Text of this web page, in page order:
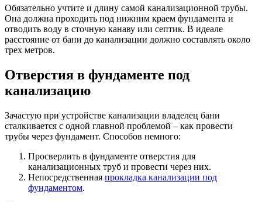
Обязательно учтите и длину самой канализационной трубы.
Она должна проходить под нижним краем фундамента и
отводить воду в сточную канаву или септик. В идеале
расстояние от бани до канализации должно составлять около
трех метров.
Отверстия в фундаменте под
канализацию
Зачастую при устройстве канализации владелец бани
сталкивается с одной главной проблемой – как провести
трубы через фундамент. Способов немного:
Просверлить в фундаменте отверстия для
канализационных труб и провести через них.
Непосредственная прокладка канализации под
фундаментом.